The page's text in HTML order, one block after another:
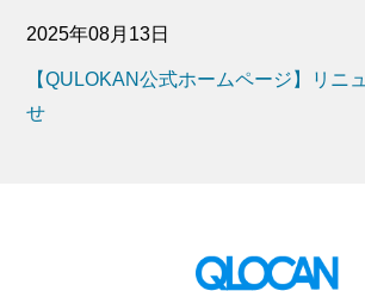
2025年08月13日
【QULOKAN公式ホームページ】リニ
せ